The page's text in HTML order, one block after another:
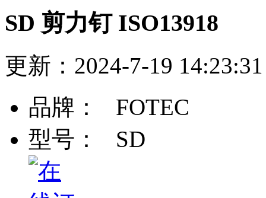
SD 剪力钉 ISO13918
更新：2024-7-19
品牌：
FOTEC
型号：
SD